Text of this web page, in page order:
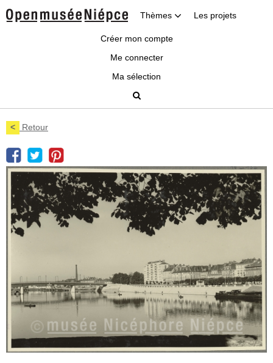
Thèmes Les projets
Créer mon compte
Me connecter
Ma sélection
< Retour